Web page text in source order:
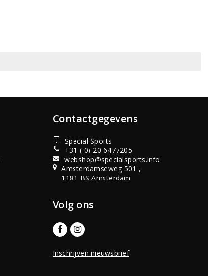
Contactgegevens
Special Sports
+31 ( 0) 20 6477205
webshop@specialsports.info
Amsterdamseweg 501 ,
1181 BS Amsterdam
Volg ons
Inschrijven nieuwsbrief